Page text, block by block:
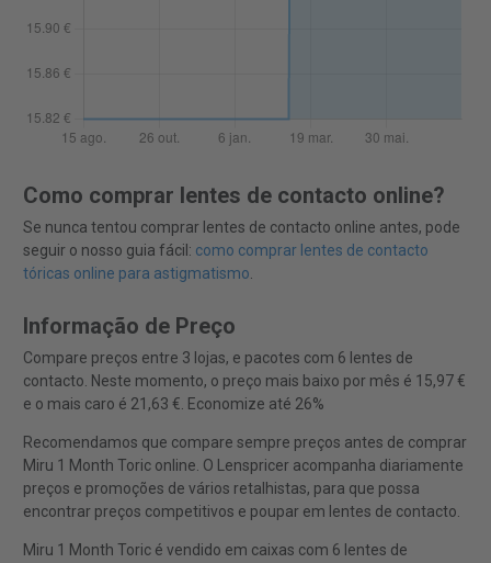
Como comprar lentes de contacto online?
Se nunca tentou comprar lentes de contacto online antes, pode
seguir o nosso guia fácil: como comprar lentes de contacto
tóricas online para astigmatismo.
Informação de Preço
Compare preços entre 3 lojas, e pacotes com 6 lentes de
contacto. Neste momento, o preço mais baixo por mês é 15,97 €
e o mais caro é 21,63 €. Economize até 26%
Recomendamos que compare sempre preços antes de comprar
Miru 1 Month Toric online. O Lenspricer acompanha diariamente
preços e promoções de vários retalhistas, para que possa
encontrar preços competitivos e poupar em lentes de contacto.
Miru 1 Month Toric é vendido em caixas com 6 lentes de